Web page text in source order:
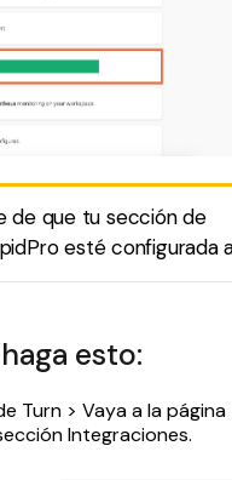
de que tu sección de
esté configurada
esto:
Turn > Vaya a la página
Integraciones.